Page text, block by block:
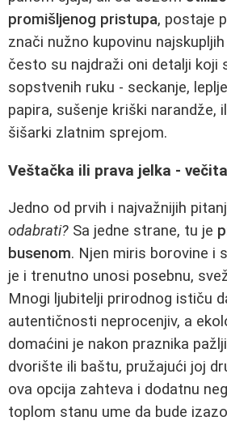
promišljenog pristupa, postaje
znači nužno kupovinu
često su najdraži oni detalji koji
sopstvenih ruku - seckanje,
papira, sušenje kriški narandže,
šišarki zlatnim sprejom.
Veštačka ili prava jelka -
Jedno od prvih i najvažnijih
odabrati? Sa jedne strane, tu je
busenom. Njen miris borovine i
je i trenutno unosi posebnu,
Mnogi ljubitelji prirodnog ističu
autentičnosti neprocenjiv, a
domaćini je nakon praznika
dvorište ili baštu, pružajući joj
ova opcija zahteva i dodatnu
toplom stanu ume da bude